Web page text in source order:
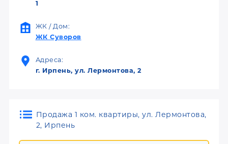
1
ЖК / Дом:
ЖК Суворов
Адреса:
г. Ирпень, ул. Лермонтова, 2
Продажа 1 ком. квартиры, ул. Лермонтова,
2, Ирпень